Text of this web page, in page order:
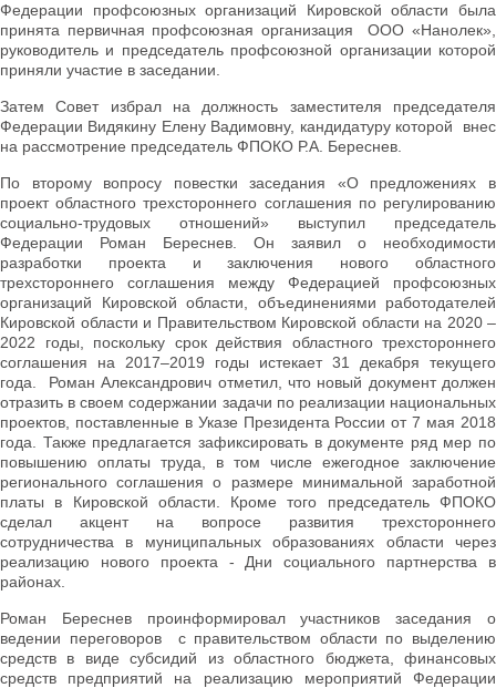
Федерации профсоюзных организаций Кировской области была
принята первичная профсоюзная организация ООО «Нанолек»,
руководитель и председатель профсоюзной организации которой
приняли участие в заседании.
Затем Совет избрал на должность заместителя председателя
Федерации Видякину Елену Вадимовну, кандидатуру которой внес
на рассмотрение председатель ФПОКО Р.А. Береснев.
По второму вопросу повестки заседания «О предложениях в
проект областного трехстороннего соглашения по регулированию
социально-трудовых отношений» выступил председатель
Федерации Роман Береснев. Он заявил о необходимости
разработки проекта и заключения нового областного
трехстороннего соглашения между Федерацией профсоюзных
организаций Кировской области, объединениями работодателей
Кировской области и Правительством Кировской области на 2020 –
2022 годы, поскольку срок действия областного трехстороннего
соглашения на 2017–2019 годы истекает 31 декабря текущего
года. Роман Александрович отметил, что новый документ должен
отразить в своем содержании задачи по реализации национальных
проектов, поставленные в Указе Президента России от 7 мая 2018
года. Также предлагается зафиксировать в документе ряд мер по
повышению оплаты труда, в том числе ежегодное заключение
регионального соглашения о размере минимальной заработной
платы в Кировской области. Кроме того председатель ФПОКО
сделал акцент на вопросе развития трехстороннего
сотрудничества в муниципальных образованиях области через
реализацию нового проекта - Дни социального партнерства в
районах.
Роман Береснев проинформировал участников заседания о
ведении переговоров с правительством области по выделению
средств в виде субсидий из областного бюджета, финансовых
средств предприятий на реализацию мероприятий Федерации